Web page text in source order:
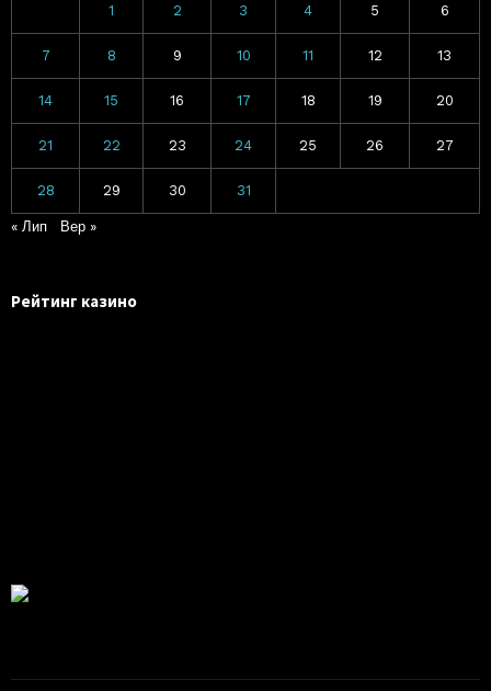
1 2 3 4 5 6
7 8 9 10 11 12 13
14 15 16 17 18 19 20
21 22 23 24 25 26 27
28 29 30 31
« Лип Вер »
Рейтинг казино